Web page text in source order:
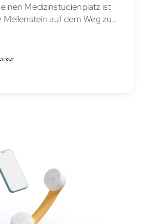
Medizinstudienplatz ist
auf dem Weg zum